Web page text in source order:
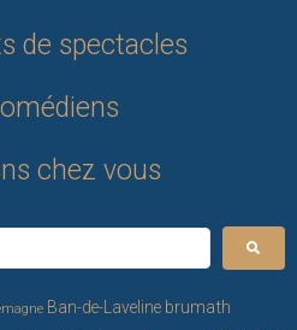
de spectacles
chez vous
Ban-de-Laveline brumath